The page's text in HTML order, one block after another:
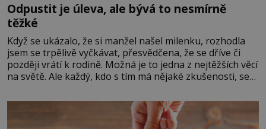
Odpustit je úleva, ale bývá to nesmírně
těžké
Když se ukázalo, že si manžel našel milenku, rozhodla
jsem se trpělivě vyčkávat, přesvědčena, že se dříve či
později vrátí k rodině. Možná je to jedna z nejtěžších věcí
na světě. Ale každý, kdo s tím má nějaké zkušenosti, se
Když se ke mně doneslo, že si manžel pořídil milenku,